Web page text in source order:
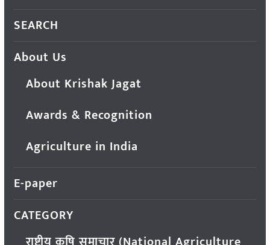
SEARCH
About Us
About Krishak Jagat
Awards & Recognition
Agriculture in India
E-paper
CATEGORY